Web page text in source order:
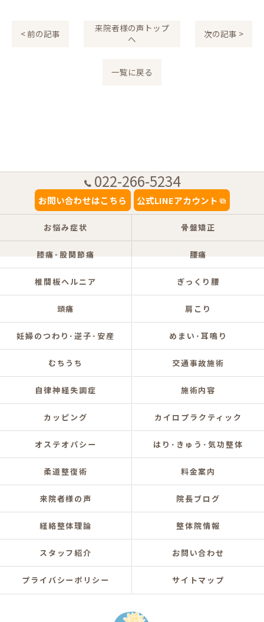
< 前の記事
来院者様の声トップ
へ
次の記事 >
一覧に戻る
022-266-5234
お問い合わせはこちら 公式LINEアカウント
お悩み症状 骨盤矯正
膝痛･股関節痛 腰痛
椎間板ヘルニア ぎっくり腰
頭痛 肩こり
妊婦のつわり･逆子･安産 めまい･耳鳴り
むちうち 交通事故施術
自律神経失調症 施術内容
カッピング カイロプラクティック
オステオパシー はり･きゅう･気功整体
柔道整復術 料金案内
来院者様の声 院長ブログ
経絡整体理論 整体院情報
スタッフ紹介 お問い合わせ
プライバシーポリシー サイトマップ